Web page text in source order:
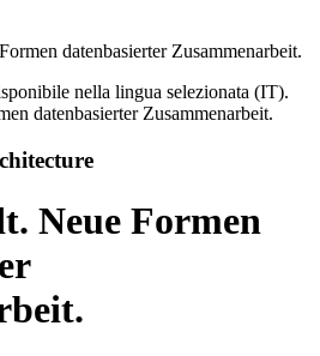
datenbasierter Zusammenarbeit.
nella lingua selezionata (IT).
Neue Formen